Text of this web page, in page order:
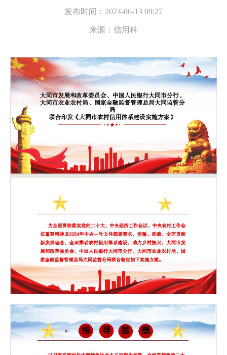
发布时间： 2024-06-13 09:27
来源： 信用科